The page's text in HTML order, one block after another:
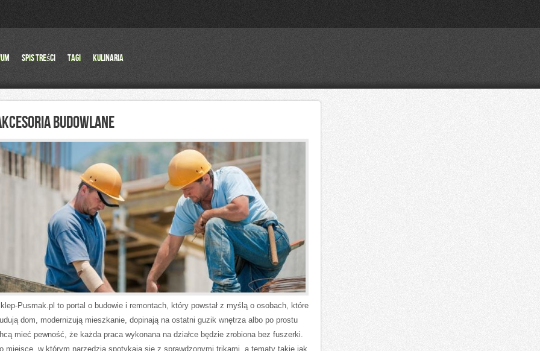
Spis Treści Tagi Kulinaria
BUDOWLANE
Pusmak.pl to portal o budowie i remontach, który powstał z myślą o osobach, które
dom, modernizują mieszkanie, dopinają na ostatni guzik wnętrza albo po prostu
mieć pewność, że każda praca wykonana na działce będzie zrobiona bez fuszerki.
miejsce, w którym narzędzia spotykają się z sprawdzonymi trikami, a tematy takie jak